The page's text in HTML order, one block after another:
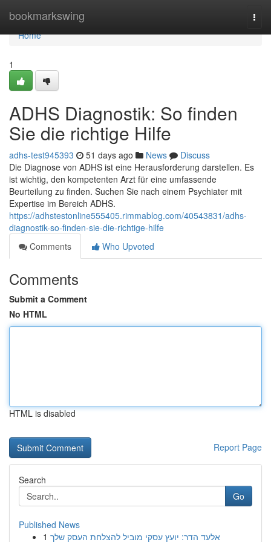
bookmarkswing
Home
Home
1
ADHS Diagnostik: So finden
Sie die richtige Hilfe
adhs-test945393 51 days ago News
Discuss
Die Diagnose von ADHS ist eine Herausforderung darstellen. Es
ist wichtig, den kompetenten Arzt für eine umfassende
Beurteilung zu finden. Suchen Sie nach einem Psychiater mit
Expertise im Bereich ADHS.
https://adhstestonline555405.rimmablog.com/40543831/adhs-
diagnostik-so-finden-sie-die-richtige-hilfe
Comments
Who Upvoted
Comments
Submit a Comment
No HTML
HTML is disabled
Report Page
Search
Go
Published News
1 אלעד הדר: יועץ עסקי מוביל להצלחת העסק שלך